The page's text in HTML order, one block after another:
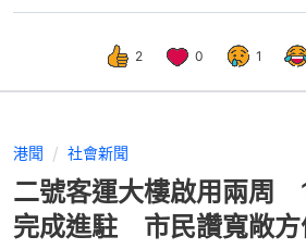
2 0 1
港聞 社會新聞
二號客運大樓啟用兩周
完成進駐 市民讚寬敞方